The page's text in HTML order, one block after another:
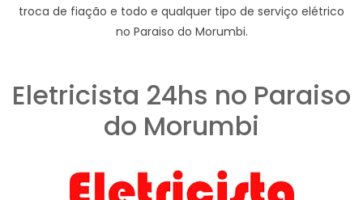
troca de fiação e todo e qualquer tipo de serviço elétrico
no Paraiso do Morumbi.
Eletricista 24hs no Paraiso
do Morumbi